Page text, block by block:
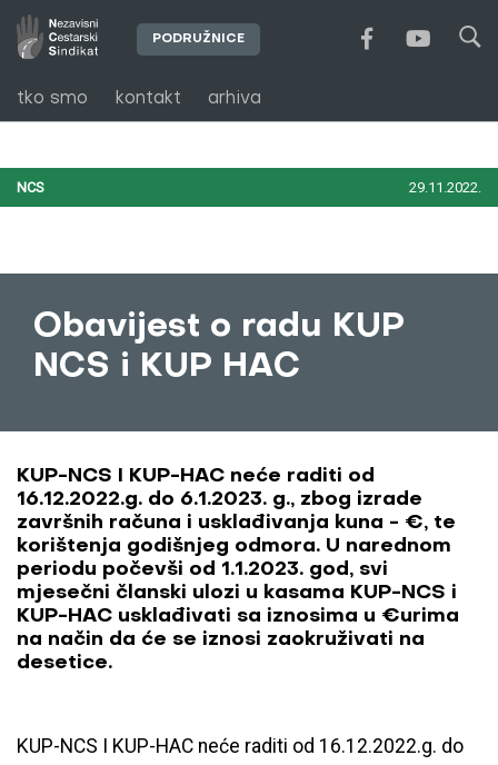
tko smo kontakt arhiva
PODRUŽNICE
NCS 29.11.2022.
Obavijest o radu KUP
NCS i KUP HAC
KUP-NCS I KUP-HAC neće raditi od
16.12.2022.g. do 6.1.2023. g., zbog izrade
završnih računa i usklađivanja kuna - €, te
korištenja godišnjeg odmora. U narednom
periodu počevši od 1.1.2023. god, svi
mjesečni članski ulozi u kasama KUP-NCS i
KUP-HAC usklađivati sa iznosima u €urima
na način da će se iznosi zaokruživati na
desetice.
KUP-NCS I KUP-HAC neće raditi od 16.12.2022.g. do